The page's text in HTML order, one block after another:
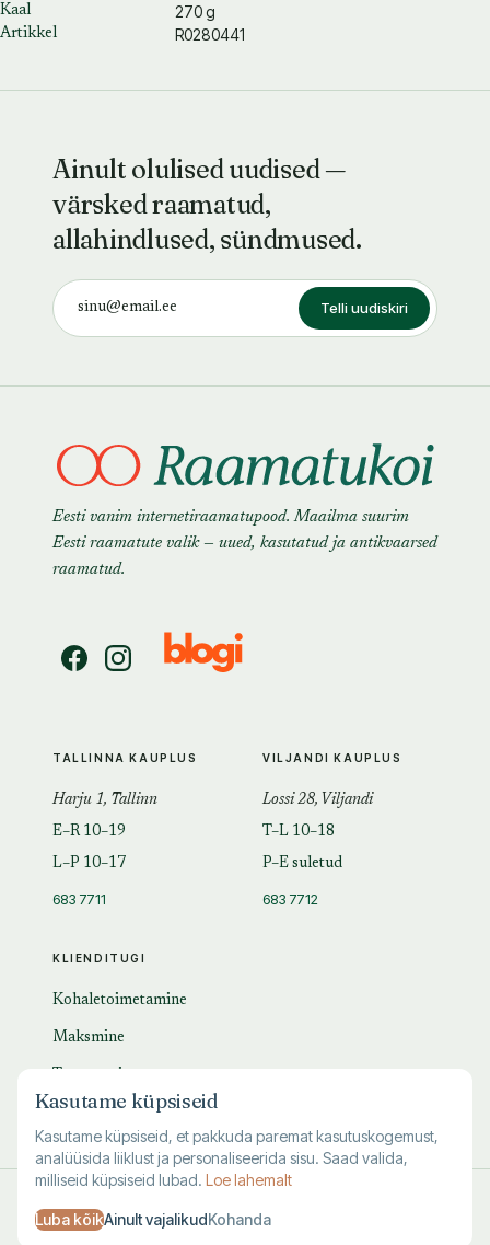
Kaal 270 g
Artikkel R0280441
Ainult olulised uudised —
värsked raamatud,
allahindlused, sündmused.
Telli uudiskiri
Eesti vanim internetiraamatupood. Maailma suurim
Eesti raamatute valik — uued, kasutatud ja antikvaarsed
raamatud.
KLIENDITUGI
Kohaletoimetamine
Maksmine
KKK
TALLINNA KAUPLUS
Harju 1, Tallinn
E–R 10–19
L–P 10–17
683 7711
VILJANDI KAUPLUS
Lossi 28, Viljandi
T–L 10–18
P–E suletud
683 7712
Kasutustingimused· Privaatsus·Andmete kustutamine
Kasutame küpsiseid
Kasutame küpsiseid, et pakkuda paremat kasutuskogemust,
analüüsida liiklust ja personaliseerida sisu. Saad valida,
milliseid küpsiseid lubad. Loe lahemalt
Luba kõikAinult vajalikudKohanda